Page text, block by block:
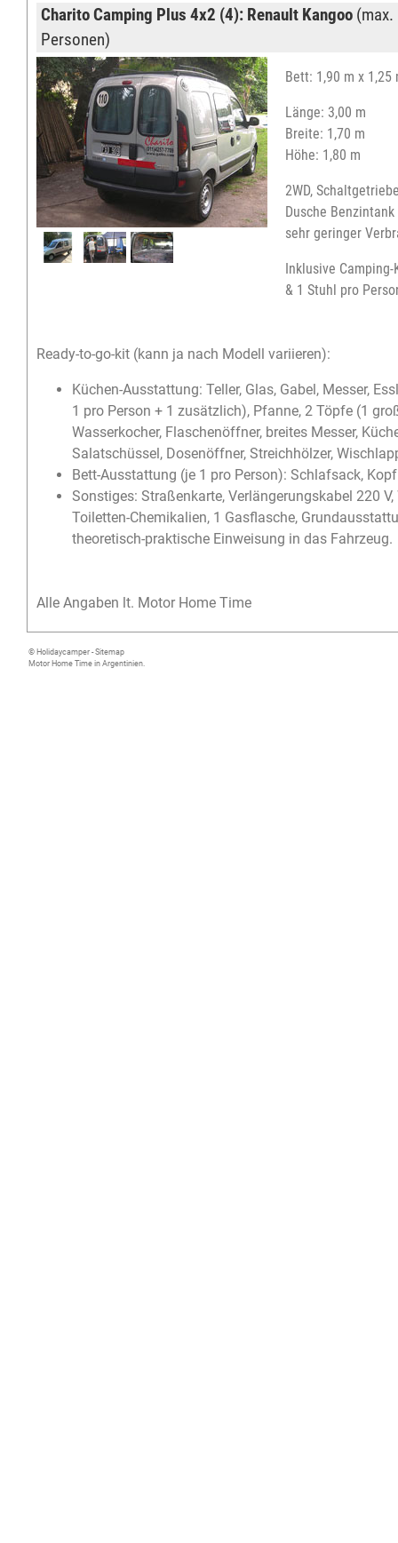
Charito Camping Plus 4x2 (4): Renault Kangoo(max.
Personen)
Bett: 1,90 m x 1,25
Länge: 3,00 m
Breite: 1,70 m
Höhe: 1,80 m
2WD,
Dusche
sehr geringer
Inklusive
& 1 Stuhl pro
Ready-to-go-kit (kann ja nach Modell variieren):
Küchen-Ausstattung: Teller, Glas, Gabel, Messer,
1 pro Person + 1 zusätzlich), Pfanne, 2 Töpfe (1
Wasserkocher, Flaschenöffner, breites Messer,
Salatschüssel, Dosenöffner, Streichhölzer,
Bett-Ausstattung (je 1 pro Person): Schlafsack,
Sonstiges: Straßenkarte, Verlängerungskabel 220
Toiletten-Chemikalien, 1 Gasflasche,
theoretisch-praktische Einweisung in das Fahrzeug.
Alle Angaben lt. Motor Home Time
© Holidaycamper -Sitemap
Motor Home Time in Argentinien.